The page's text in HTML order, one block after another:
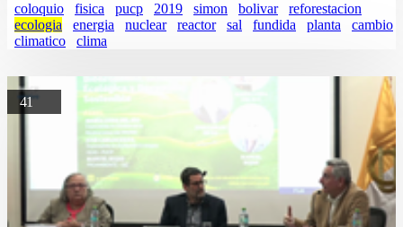
coloquio fisica pucp 2019 simon bolivar
reforestacion
ecologia
energia nuclear reactor sal fundida planta
cambio
climatico
clima
41